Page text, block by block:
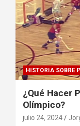
HISTORIA SOBRE
¿Qué Hacer
Olímpico?
julio 24, 2024